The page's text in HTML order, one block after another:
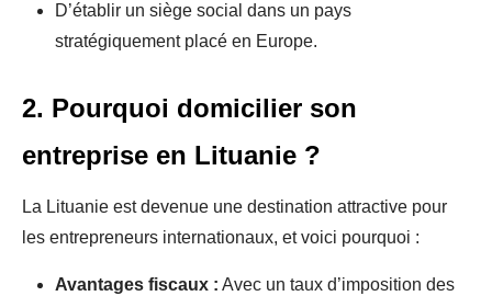
D’établir un siège social dans un pays
stratégiquement placé en Europe.
2. Pourquoi domicilier son
entreprise en Lituanie ?
La Lituanie est devenue une destination attractive pour
les entrepreneurs internationaux, et voici pourquoi :
Avantages fiscaux : Avec un taux d’imposition des